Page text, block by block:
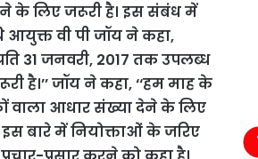
के लिए जरूरी है। इस संबंध में
आयुक्त वी पी जॉय ने कहा,
31 जनवरी, 2017 तक उपलब्ध
है।’’ जॉय ने कहा, ‘‘हम माह के
वाला आधार संख्या देने के लिए
बारे में नियोक्ताओं के जरिए